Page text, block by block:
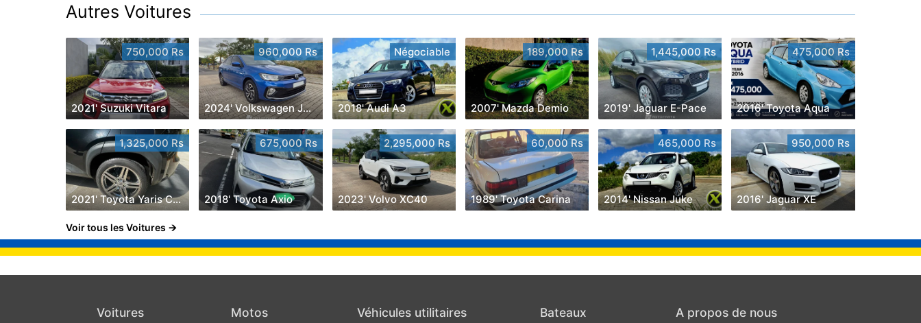
Autres Voitures
750,000 Rs
2021' Suzuki Vitara
960,000 Rs
2024' Volkswagen Jetta
Négociable
2018' Audi A3
189,000 Rs
2007' Mazda Demio
1,445,000 Rs
2019' Jaguar E-Pace
475,000 Rs
2016' Toyota Aqua
1,325,000 Rs
2021' Toyota Yaris Cross
675,000 Rs
2018' Toyota Axio
2,295,000 Rs
2023' Volvo XC40
60,000 Rs
1989' Toyota Carina
465,000 Rs
2014' Nissan Juke
950,000 Rs
2016' Jaguar XE
Voir tous les Voitures
Voitures Motos Véhicules utilitaires Bateaux A propos de nous